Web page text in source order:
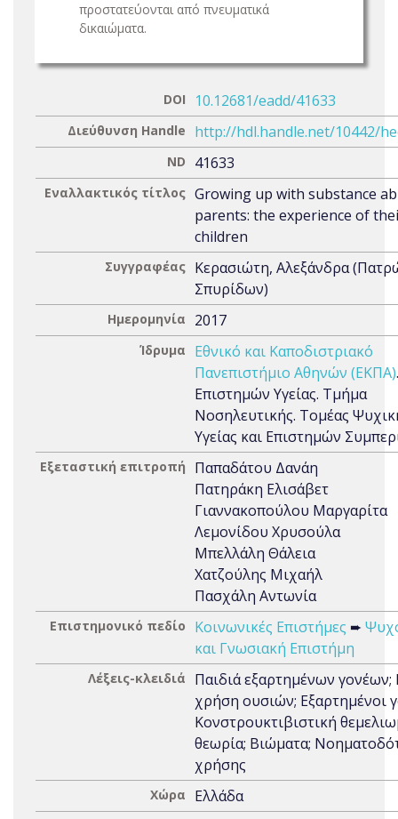
προστατεύονται από πνευματικά
δικαιώματα.
DOI 10.12681/eadd/41633
Διεύθυνση Handle http://hdl.handle.net/10442/
ND 41633
Εναλλακτικός τίτλος Growing up with substance
parents: the experience of
children
Συγγραφέας Κερασιώτη, Αλεξάνδρα
Σπυρίδων)
Ημερομηνία 2017
Ίδρυμα
Εθνικό και Καποδιστριακό
Πανεπιστήμιο Αθηνών (ΕΚΠΑ)
Επιστημών Υγείας. Τμήμα
Νοσηλευτικής. Τομέας
Υγείας και Επιστημών
Εξεταστική επιτροπή
Παπαδάτου Δανάη
Πατηράκη Ελισάβετ
Γιαννακοπούλου Μαργαρίτα
Λεμονίδου Χρυσούλα
Μπελλάλη Θάλεια
Χατζούλης Μιχαήλ
Πασχάλη Αντωνία
Επιστημονικό πεδίο Κοινωνικές Επιστήμες ➨
και Γνωσιακή Επιστήμη
Λέξεις-κλειδιά
Παιδιά εξαρτημένων γονέων;
χρήση ουσιών; Εξαρτημένοι
Κονστρουκτιβιστική
θεωρία; Βιώματα;
χρήσης
Χώρα Ελλάδα